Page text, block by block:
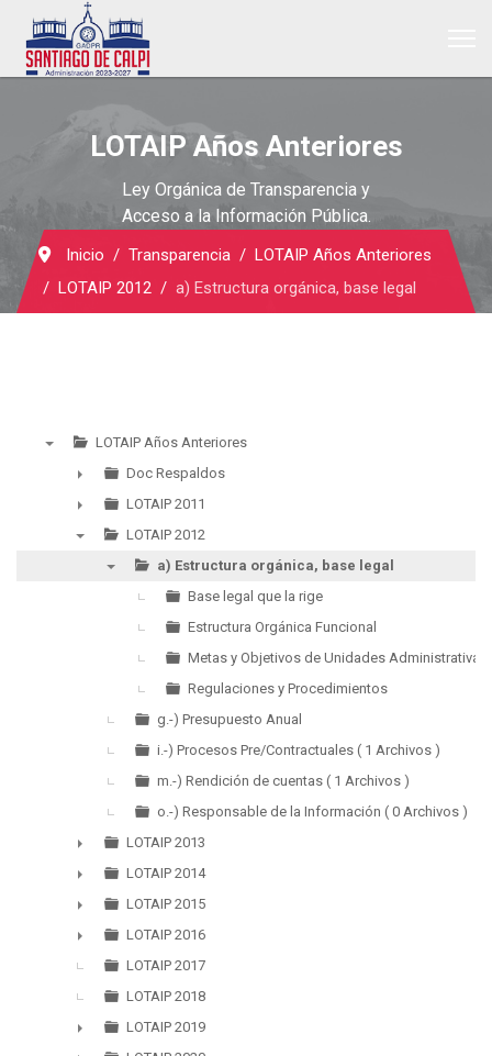
LOTAIP Años Anteriores
Ley Orgánica de Transparencia y
Acceso a la Información Pública.
Inicio Transparencia
LOTAIP Años Anteriores
LOTAIP 2012
a) Estructura orgánica, base legal
LOTAIP Años Anteriores
►
Doc Respaldos
►
LOTAIP 2011
LOTAIP 2012
a) Estructura orgánica, base legal
Base legal que la rige
Estructura Orgánica Funcional
Metas y Objetivos de Unidades Administrativas
Regulaciones y Procedimientos
g.-) Presupuesto Anual
i.-) Procesos Pre/Contractuales ( 1 Archivos )
m.-) Rendición de cuentas ( 1 Archivos )
o.-) Responsable de la Información ( 0 Archivos )
►
LOTAIP 2013
►
LOTAIP 2014
►
LOTAIP 2015
►
LOTAIP 2016
LOTAIP 2017
LOTAIP 2018
LOTAIP 2019